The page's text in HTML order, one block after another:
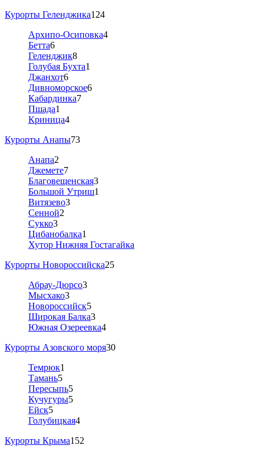
Курорты Геленджика124
Архипо-Осиповка4
Бетта6
Геленджик8
Голубая Бухта1
Джанхот6
Дивноморское6
Кабардинка7
Пшада1
Криница4
Курорты Анапы73
Анапа2
Джемете7
Благовещенская3
Большой Утриш1
Витязево3
Сенной2
Сукко3
Цибанобалка1
Хутор Нижняя Гостагайка
Курорты Новороссийска25
Абрау-Дюрсо3
Мысхако3
Новороссийск5
Широкая Балка3
Южная Озереевка4
Курорты Азовского моря30
Темрюк1
Тамань5
Пересыпь5
Кучугуры5
Ейск5
Голубицкая4
Курорты Крыма152